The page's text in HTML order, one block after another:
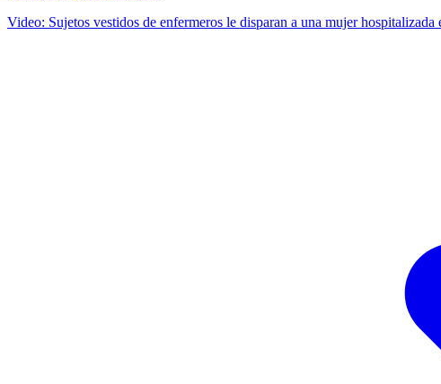
Video: Sujetos vestidos de enfermeros le disparan a una mujer